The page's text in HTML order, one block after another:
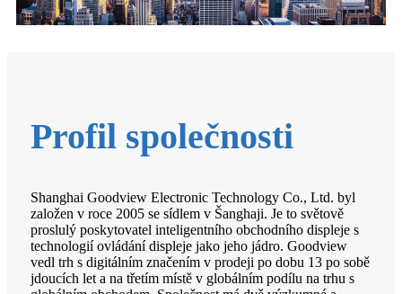
Profil společnosti
Shanghai Goodview Electronic Technology Co., Ltd. byl
založen v roce 2005 se sídlem v Šanghaji. Je to světově
proslulý poskytovatel inteligentního obchodního displeje s
technologií ovládání displeje jako jeho jádro. Goodview
vedl trh s digitálním značením v prodeji po dobu 13 po sobě
jdoucích let a na třetím místě v globálním podílu na trhu s